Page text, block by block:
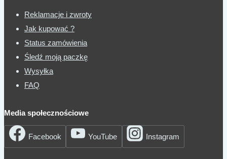
Reklamacje i zwroty
Jak kupować ?
Status zamówienia
Śledź moją paczkę
Wysyłka
FAQ
Media społecznościowe
Facebook YouTube Instagram